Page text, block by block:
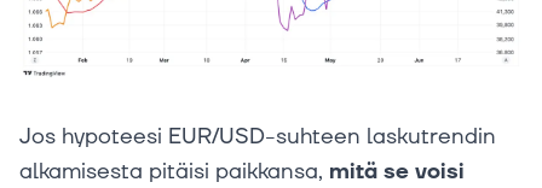
Jos hypoteesi EUR/USD-suhteen laskutrendin
alkamisesta pitäisi paikkansa, mitä se voisi